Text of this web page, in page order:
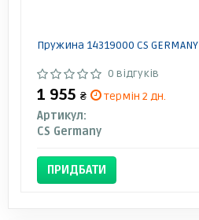
Пружина 14319000 CS GERMANY
0 відгуків
1 955 ₴
термін 2 дн.
Артикул:
CS Germany
ПРИДБАТИ